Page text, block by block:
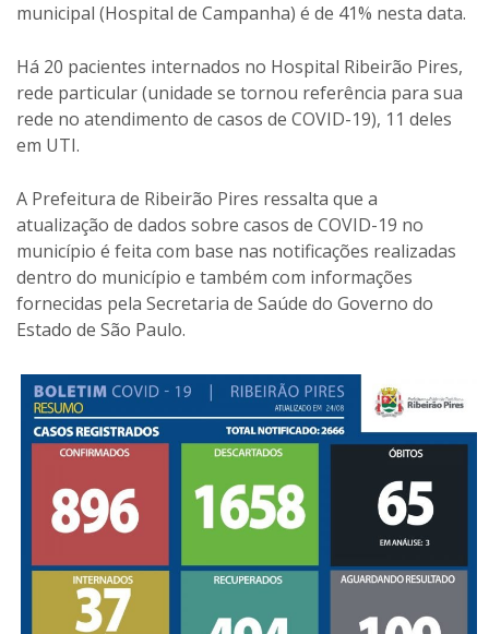
municipal (Hospital de Campanha) é de 41% nesta data.
Há 20 pacientes internados no Hospital Ribeirão Pires,
rede particular (unidade se tornou referência para sua
rede no atendimento de casos de COVID-19), 11 deles
em UTI.
A Prefeitura de Ribeirão Pires ressalta que a
atualização de dados sobre casos de COVID-19 no
município é feita com base nas notificações realizadas
dentro do município e também com informações
fornecidas pela Secretaria de Saúde do Governo do
Estado de São Paulo.